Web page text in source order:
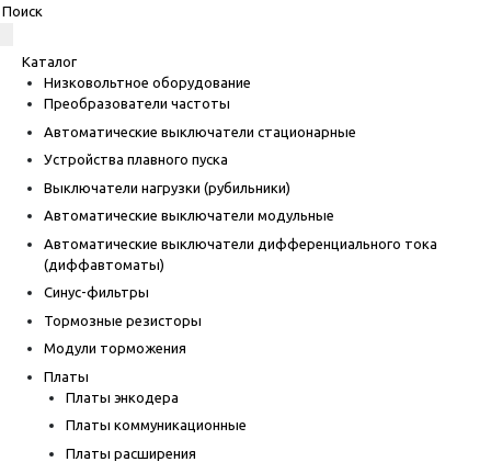
Каталог
Низковольтное оборудование
Преобразователи частоты
Автоматические выключатели стационарные
Устройства плавного пуска
Выключатели нагрузки (рубильники)
Автоматические выключатели модульные
Автоматические выключатели дифференциального тока
(диффавтоматы)
Синус-фильтры
Тормозные резисторы
Модули торможения
Платы
Платы энкодера
Платы коммуникационные
Платы расширения